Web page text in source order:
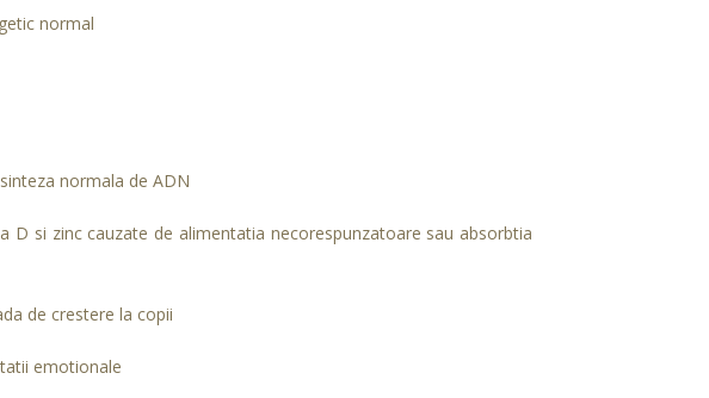
normal
normala de ADN
D si zinc cauzate de alimentatia necorespunzatoare sau absorbtia
de crestere la copii
emotionale